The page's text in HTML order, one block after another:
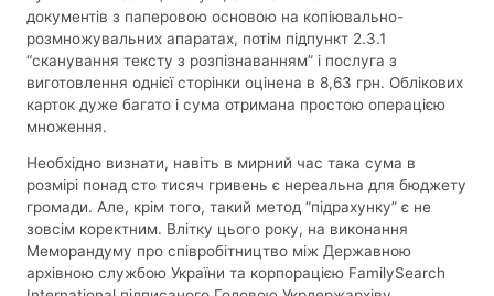
документів з паперовою основою на копіювально-
розмножувальних апаратах, потім підпункт 2.3.1
“сканування тексту з розпізнаванням” і послуга з
виготовлення однієї сторінки оцінена в 8,63 грн. Облікових
карток дуже багато і сума отримана простою операцією
множення.
Необхідно визнати, навіть в мирний час така сума в
розмірі понад сто тисяч гривень є нереальна для бюджету
громади. Але, крім того, такий метод “підрахунку” є не
зовсім коректним. Влітку цього року, на виконання
Меморандуму про співробітництво між Державною
архівною службою України та корпорацією FamilySearch